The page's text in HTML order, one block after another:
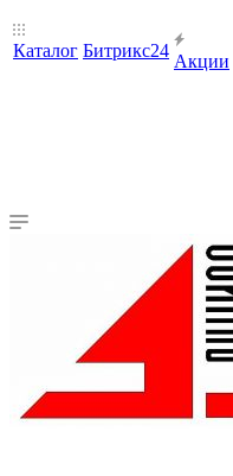
Каталог Битрикс24
Акции